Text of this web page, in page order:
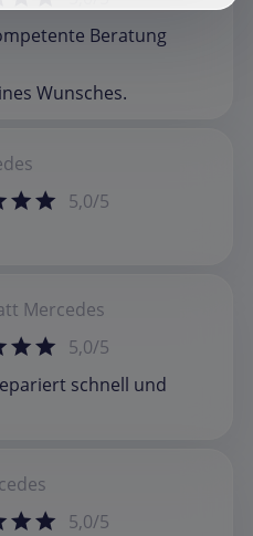
Beratung
Wunsches.
5,0/5
Mercedes
5,0/5
schnell und
5,0/5